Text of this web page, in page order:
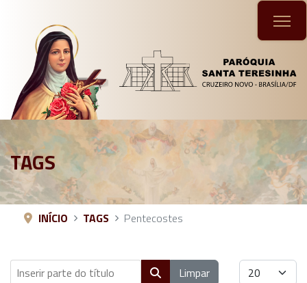
TAGS
INÍCIO TAGS Pentecostes
Inserir parte do título Limpar Mostrar #